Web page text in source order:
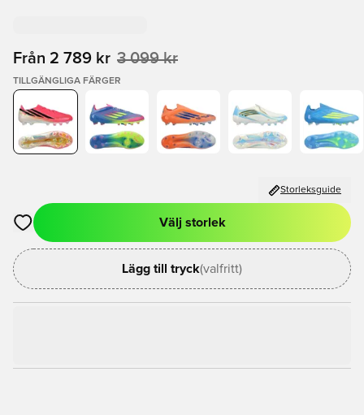
Från 2 789 kr 3 099 kr
TILLGÄNGLIGA FÄRGER
Storleksguide
Öppnar en Modal för att logga in eller registrera dig som
Välj storlek
Lägg till tryck(valfritt)